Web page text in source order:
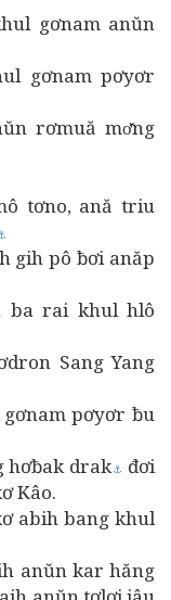
gơnam anŭn
gơnam pơyơr
rơmuă mơ̆ng
tơno, ană triu
gih pô ƀơi anăp
rai khul hlô
Sang Yang
pơyơr ƀu
drak⚓ đơi
Kâo.
abih bang khul
kar hăng